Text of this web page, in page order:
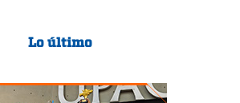
Lo último